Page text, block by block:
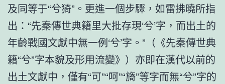
及同等于“兮猗”。更進一個步驟，如雷拂曉所指
出：“先秦傳世典籍里大批存現‘兮’字，而出土的
年齡戰國文獻中無一例‘兮’字。”（《先秦傳世典
籍“兮”字本貌及形用流變》）亦即在漢代以前的
出土文獻中，僅有“可”“呵”“旖”等字而無“兮”字的